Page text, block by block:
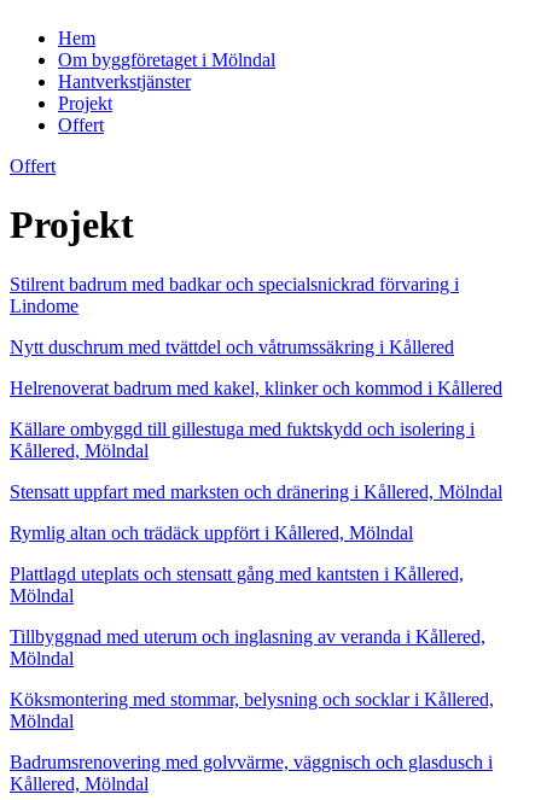
Hem
Om byggföretaget i Mölndal
Hantverkstjänster
Projekt
Offert
Offert
Projekt
Stilrent badrum med badkar och specialsnickrad förvaring i
Lindome
Nytt duschrum med tvättdel och våtrumssäkring i Kållered
Helrenoverat badrum med kakel, klinker och kommod i Kållered
Källare ombyggd till gillestuga med fuktskydd och isolering i
Kållered, Mölndal
Stensatt uppfart med marksten och dränering i Kållered, Mölndal
Rymlig altan och trädäck uppfört i Kållered, Mölndal
Plattlagd uteplats och stensatt gång med kantsten i Kållered,
Mölndal
Tillbyggnad med uterum och inglasning av veranda i Kållered,
Mölndal
Köksmontering med stommar, belysning och socklar i Kållered,
Mölndal
Badrumsrenovering med golvvärme, väggnisch och glasdusch i
Kållered, Mölndal